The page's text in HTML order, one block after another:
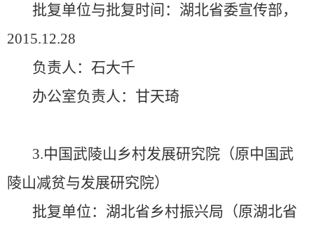
批复单位与批复时间：湖北省委宣传部，
2015.12.28
负责人：石大千
办公室负责人：甘天琦
3.中国武陵山乡村发展研究院（原中国武
陵山减贫与发展研究院）
批复单位：湖北省乡村振兴局（原湖北省